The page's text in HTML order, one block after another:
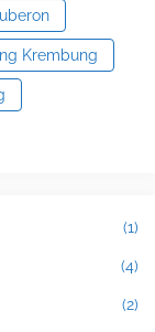
Krembung
(1)
(4)
(2)